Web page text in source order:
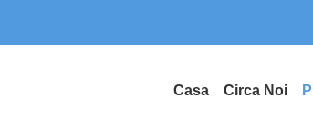
Casa Circa Noi